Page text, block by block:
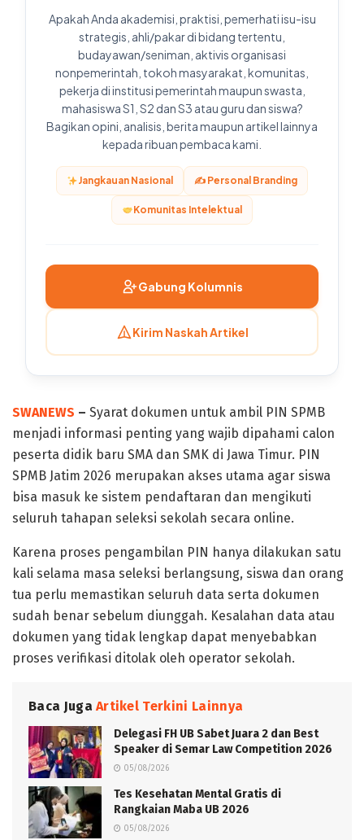
Apakah Anda akademisi, praktisi, pemerhati isu-isu
strategis, ahli/pakar di bidang tertentu,
budayawan/seniman, aktivis organisasi
nonpemerintah, tokoh masyarakat, komunitas,
pekerja di institusi pemerintah maupun swasta,
mahasiswa S1, S2 dan S3 atau guru dan siswa?
Bagikan opini, analisis, berita maupun artikel lainnya
kepada ribuan pembaca kami.
Jangkauan Nasional ✍️ Personal Branding
Komunitas Intelektual
Gabung Kolumnis
Kirim Naskah Artikel
SWANEWS – Syarat dokumen untuk ambil PIN SPMB
menjadi informasi penting yang wajib dipahami calon
peserta didik baru SMA dan SMK di Jawa Timur. PIN
SPMB Jatim 2026 merupakan akses utama agar siswa
bisa masuk ke sistem pendaftaran dan mengikuti
seluruh tahapan seleksi sekolah secara online.
Karena proses pengambilan PIN hanya dilakukan satu
kali selama masa seleksi berlangsung, siswa dan orang
tua perlu memastikan seluruh data serta dokumen
sudah benar sebelum diunggah. Kesalahan data atau
dokumen yang tidak lengkap dapat menyebabkan
proses verifikasi ditolak oleh operator sekolah.
Baca Juga Artikel Terkini Lainnya
Delegasi FH UB Sabet Juara 2 dan Best
Speaker di Semar Law Competition 2026
05/08/2026
Tes Kesehatan Mental Gratis di
Rangkaian Maba UB 2026
05/08/2026